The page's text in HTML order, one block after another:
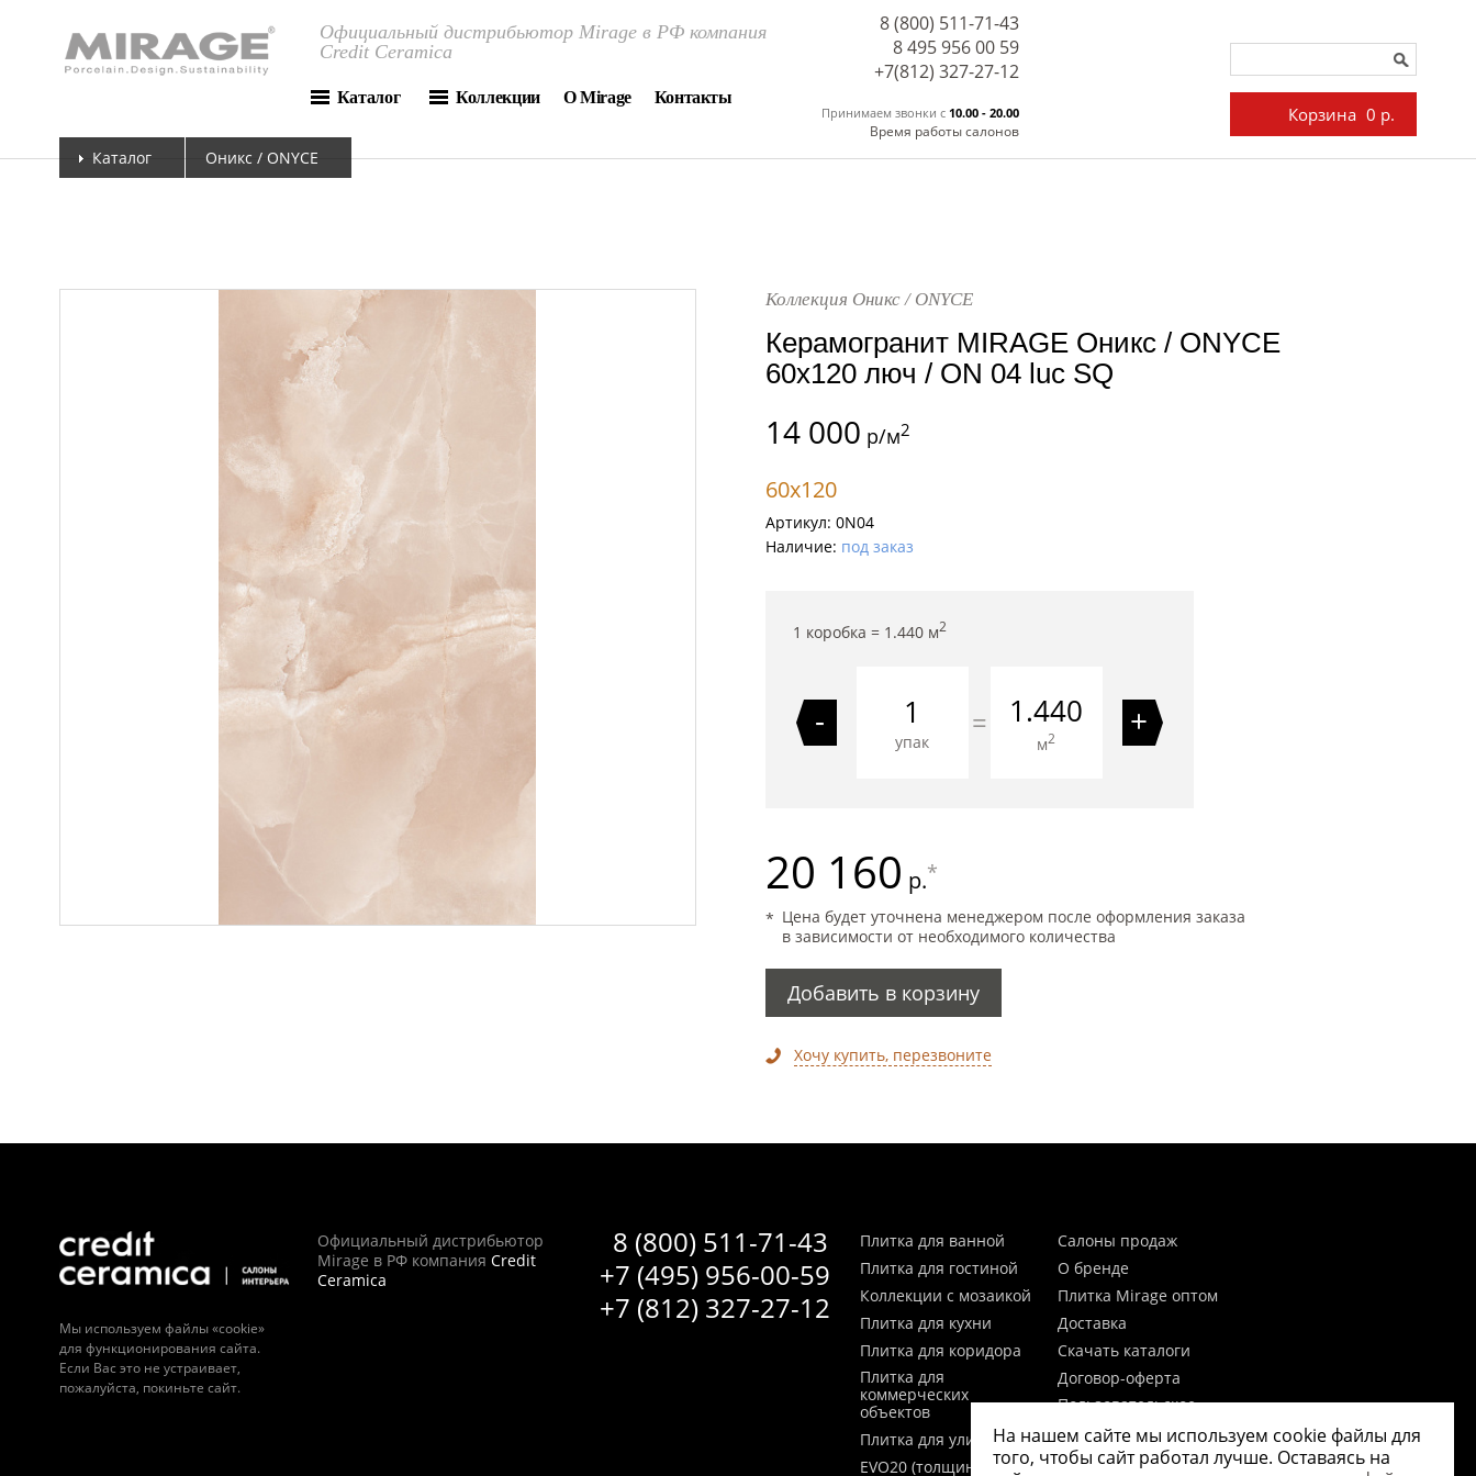
Официальный дистрибьютор Mirage в РФ компания
Credit Ceramica
Каталог Коллекции О Mirage Контакты
8 (800) 511-71-43
8 495 956 00 59
Принимаем звонки c 10.00 - 20.00
Время работы салонов
+7(812) 327-27-12
Корзина 0 р.
Каталог Оникс / ONYCE
Коллекция Оникс / ONYCE
Керамогранит MIRAGE Оникс / ONYCE
60x120 люч / ON 04 luc SQ
14 000 р/м2
60x120
Артикул: 0N04
Наличие: под заказ
1 коробка = 1.440м2
-
упак
= 1.440
м2 +
20 160 р.*
Цена будет уточнена менеджером после оформления заказа
в зависимости от необходимого количества
Добавить в корзину
Хочу купить, перезвоните
Мы используем файлы «cookie»
для функционирования сайта.
Если Вас это не устраивает,
пожалуйста, покиньте сайт.
8 (800) 511-71-43
+7 (495) 956-00-59
+7 (812) 327-27-12
Официальный дистрибьютор
Mirage в РФ компания Credit
Ceramica
Плитка для ванной
Плитка для гостиной
Коллекции с мозаикой
Плитка для кухни
Плитка для коридора
Плитка для
коммерческих
объектов
Плитка для улицы
EVO20 (толщина 20мм)
Салоны продаж
О бренде
Плитка Mirage оптом
Доставка
Скачать каталоги
Договор-оферта
Пользовательское
Согласие на обработку
персональных данных
На нашем сайте мы используем cookie файлы для
того, чтобы сайт работал лучше. Оставаясь на